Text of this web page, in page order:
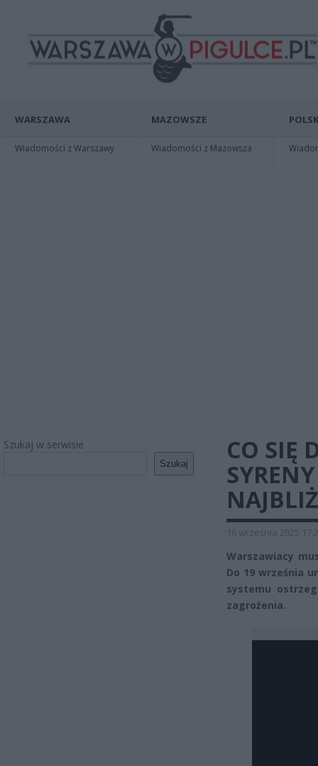
WARSZAWA
Wiadomości z Warszawy
MAZOWSZE
Wiadomości z Mazowsza
Szukaj w serwisie
Szukaj
CO SIĘ
16 września 2025
Warszawiacy
Do 19 września
systemu
zagrożenia.